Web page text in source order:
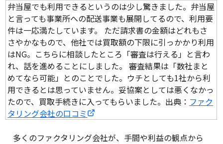
弁当屋でも利用できるというのは少し驚きました。弁当屋
と言っても事業所への配送事業も展開してるので、利用要
件は一応満たしています。 ただ請求書の金額はどれもさ
さやかなもので、他社では買取額の下限に引っかかり利用
はNG。こちらに相談したところ「審査は行える」と言わ
れ、話を進めることにしました。 審査結果は「数社まと
めてなら可能」とのことでした。ウチとしても1社から利
用できるとは思っていません。妥協案としては悪くなかっ
たので、買取手続きに入ってもらいました。出典： ファク
タリング会社の口コミ
多くのファクタリング会社が、手間や利益の観点から